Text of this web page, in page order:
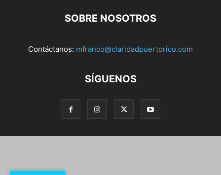
SOBRE NOSOTROS
Contáctanos: mfranco@claridadpuertorico.com
SÍGUENOS